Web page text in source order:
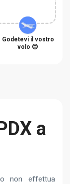
Godetevi il vostro
volo 😊
a
non effettua